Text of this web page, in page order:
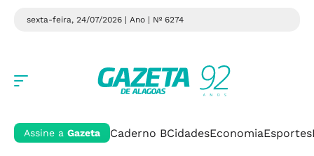
sexta-feira, 24/07/2026 | Ano | Nº 6274
Assine a Gazeta Caderno BCidadesEconomiaEsportes